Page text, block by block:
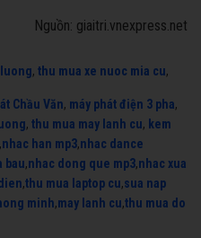
Nguồn: giaitri.vnexpress.net
, thu mua xe nuoc mia cu,
Chầu Văn, máy phát điện 3 pha,
, thu mua may lanh cu, kem
,nhac han mp3,nhac dance
bau,nhac dong que mp3,nhac xua
,thu mua laptop cu,sua nap
minh,may lanh cu,thu mua do